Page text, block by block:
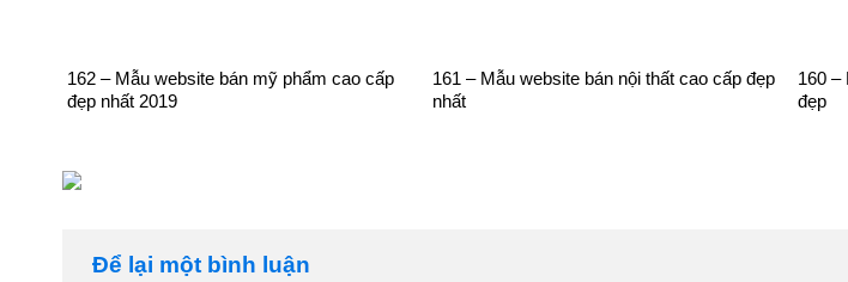
162 – Mẫu website bán mỹ phẩm cao cấp
đẹp nhất 2019
161 – Mẫu website bán nội thất cao cấp đẹp
nhất
160 –
đẹp
Để lại một bình luận